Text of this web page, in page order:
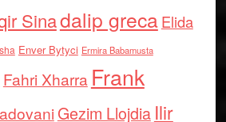
Sinadalip grecaElida
Enver Bytyci Ermira Babamusta
Fahri Xharra Frank
Gezim Llojdia Ilir